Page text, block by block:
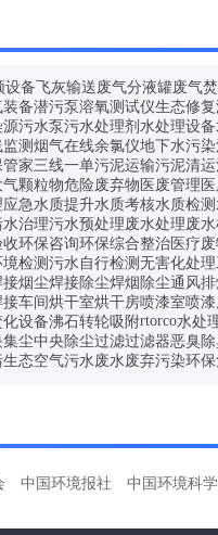
设备 飞灰输送废气分液罐废气
备潜污泵溶氧测试仪生态修复
源污水泵污水处理剂 水处理设备
测 烟气在线余氯仪地下水污染
家三线一单污泥运输污泥清运
气颗粒物危险废弃物 医废管理
急水质提升水质考核水质检测
水治理污水预处理废水处理废
环保咨询环保综合整治 医疗
检测 污水自行检测 无害化处理
接烟尘焊接除尘焊烟除尘通风
接车间烘干室烘干房喷漆室喷
化设备沸石转轮吸附rtorco水处
尘中央除尘过滤过滤器恶臭
生态空气污水废水废弃污染环保
中国环境报社 中国环境科